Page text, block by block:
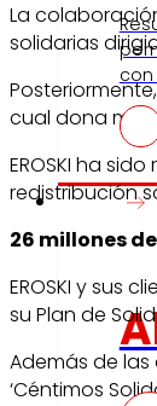
La
solidarias
cual dona
EROSKI ha
redistribución
26 millones
EROSKI y sus
su Plan de
Además de las
‘Céntimos